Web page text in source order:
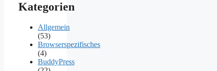
Kategorien
Allgemein
(53)
Browserspezifisches
(4)
BuddyPress